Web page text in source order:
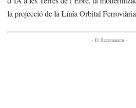
la projecció de la Línia Orbital
- Et Recomanem -